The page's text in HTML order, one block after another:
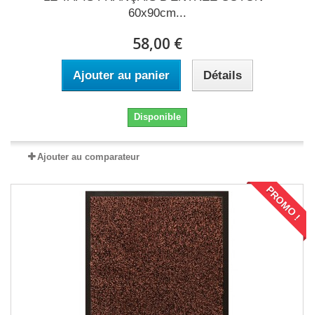
60x90cm...
58,00 €
Ajouter au panier Détails
Disponible
Ajouter au comparateur
PROMO !